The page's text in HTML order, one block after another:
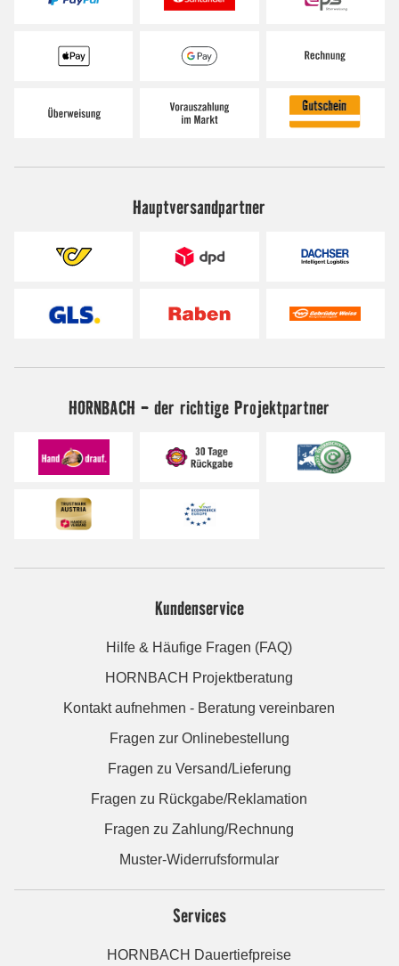
Hauptversandpartner
HORNBACH - der richtige Projektpartner
Kundenservice
Hilfe & Häufige Fragen (FAQ)
HORNBACH Projektberatung
Kontakt aufnehmen - Beratung vereinbaren
Fragen zur Onlinebestellung
Fragen zu Versand/Lieferung
Fragen zu Rückgabe/Reklamation
Fragen zu Zahlung/Rechnung
Muster-Widerrufsformular
Services
HORNBACH Dauertiefpreise